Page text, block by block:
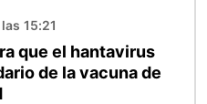
15:21
que el hantavirus
de la vacuna de